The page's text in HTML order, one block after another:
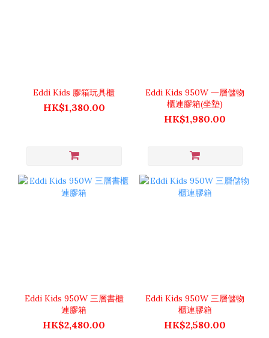
Eddi Kids 膠箱玩具櫃
HK$1,380.00
Eddi Kids 950W 一層儲物
櫃連膠箱(坐墊)
HK$1,980.00
Eddi Kids 950W 三層書櫃
連膠箱
HK$2,480.00
Eddi Kids 950W 三層儲物
櫃連膠箱
HK$2,580.00